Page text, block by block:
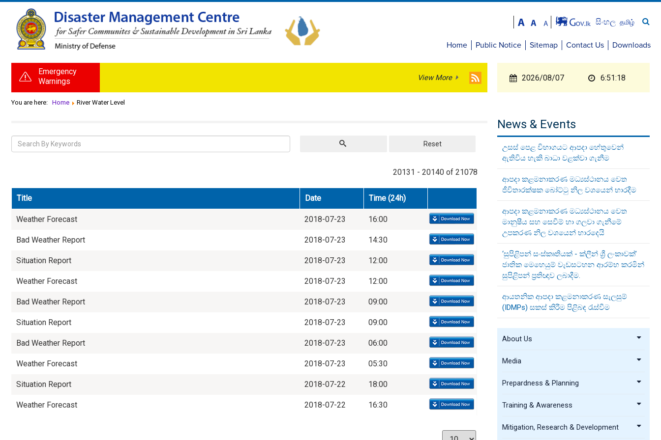
සිංහල தமிழ்
Home Public Notice Sitemap Contact Us Downloads
Emergency
Warnings
View More 2026/08/07 6:51:18
You are here: Home River Water Level
Reset
20131 - 20140 of 21078
Title Date Time (24h)
Weather Forecast 2018-07-23 16:00
Bad Weather Report 2018-07-23 14:30
Situation Report 2018-07-23 12:00
Weather Forecast 2018-07-23 12:00
Bad Weather Report 2018-07-23 09:00
Situation Report 2018-07-23 09:00
Bad Weather Report 2018-07-23 06:00
Weather Forecast 2018-07-23 05:30
Situation Report 2018-07-22 18:00
Weather Forecast 2018-07-22 16:30
News & Events
උසස් පෙළ විභාගයට ආපදා හේතුවෙන්
ඇතිවිය හැකි බාධා වළක්වා ගැනීම
ආපදා කළමනාකරණ මධ්‍යස්ථානය වෙත
ජීවිතාරක්ෂක බෝට්ටු නිල වශයෙන් භාරදීම
ආපදා කළමනාකරණ මධ්‍යස්ථානය වෙත
මානුෂීය සහ සෙවීම් හා ගලවා ගැනීමේ
උපකරණ නිල වශයෙන් භාරදෙයි
‘සුපිළිපන් සංස්කෘතියක් - ක්ලීන් ශ්‍රී ලංකාවක්’
ජාතික මෙහෙයුම් වැඩසටහන ආරම්භ කරමින්
සුපිළිපන් ප්‍රතිඥාව ලබාදීම.
ආයතනික ආපදා කළමනාකරණ සැලසුම්
(IDMPs) සකස් කිරීම පිළිබඳ රැස්වීම
About Us
Media
Prepardness & Planning
Training & Awareness
Mitigation, Research & Development